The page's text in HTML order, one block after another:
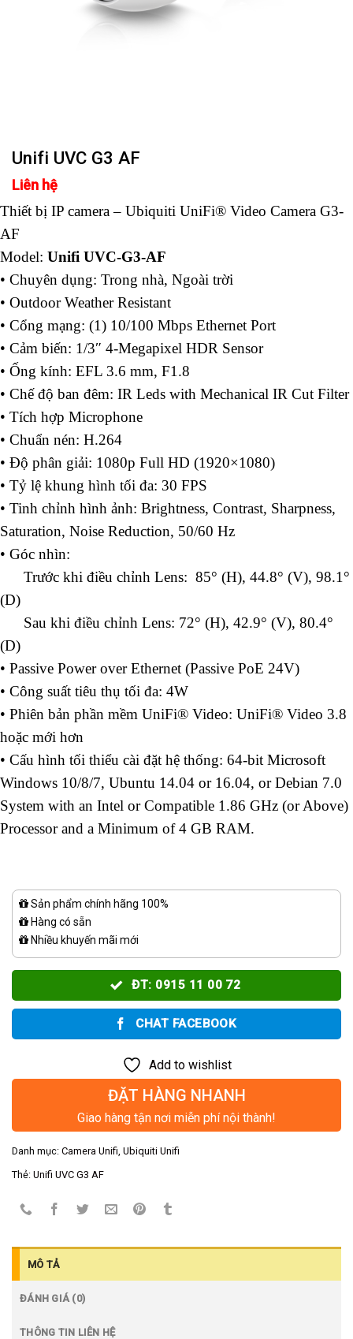
Unifi UVC G3 AF
Liên hệ
Thiết bị IP camera – Ubiquiti UniFi® Video Camera G3-
AF
Model: Unifi UVC-G3-AF
• Chuyên dụng: Trong nhà, Ngoài trời
• Outdoor Weather Resistant
• Cổng mạng: (1) 10/100 Mbps Ethernet Port
• Cảm biến: 1/3″ 4-Megapixel HDR Sensor
• Ống kính: EFL 3.6 mm, F1.8
• Chế độ ban đêm: IR Leds with Mechanical IR Cut Filter
• Tích hợp Microphone
• Chuẩn nén: H.264
• Độ phân giải: 1080p Full HD (1920×1080)
• Tỷ lệ khung hình tối đa: 30 FPS
• Tinh chỉnh hình ảnh: Brightness, Contrast, Sharpness,
Saturation, Noise Reduction, 50/60 Hz
• Góc nhìn:
Trước khi điều chỉnh Lens: 85° (H), 44.8° (V), 98.1°
(D)
Sau khi điều chỉnh Lens: 72° (H), 42.9° (V), 80.4°
(D)
• Passive Power over Ethernet (Passive PoE 24V)
• Công suất tiêu thụ tối đa: 4W
• Phiên bản phần mềm UniFi® Video: UniFi® Video 3.8
hoặc mới hơn
• Cấu hình tối thiểu cài đặt hệ thống: 64-bit Microsoft
Windows 10/8/7, Ubuntu 14.04 or 16.04, or Debian 7.0
System with an Intel or Compatible 1.86 GHz (or Above)
Processor and a Minimum of 4 GB RAM.
Sản phẩm chính hãng 100%
Hàng có sẵn
Nhiều khuyến mãi mới
ĐT: 0915 11 00 72
CHAT FACEBOOK
Add to wishlist
ĐẶT HÀNG NHANH
Giao hàng tận nơi miễn phí nội thành!
Danh mục: Camera Unifi, Ubiquiti Unifi
Thẻ: Unifi UVC G3 AF
MÔ TẢ
ĐÁNH GIÁ (0)
THÔNG TIN LIÊN HỆ